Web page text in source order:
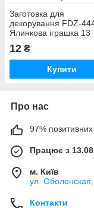
Заготовка для
декорування FDZ-
Ялинкова іграшка 13
12 ₴
Купити
Про нас
97% позитивних
Працює з
м. Київ
ул. Оболонская,
Контакти